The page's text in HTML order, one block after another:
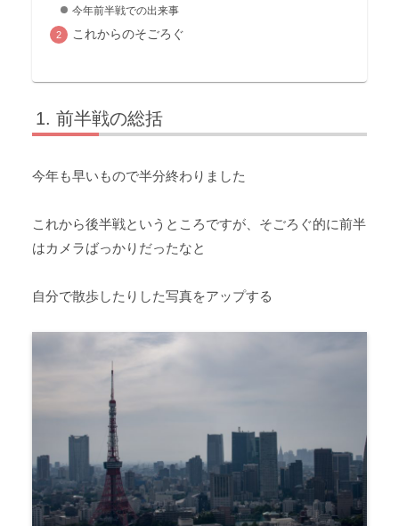
今年前半戦での出来事
これからのそごろぐ
前半戦の総括
今年も早いもので半分終わりました
これから後半戦というところですが、そごろぐ的に前半
はカメラばっかりだったなと
自分で散歩したりした写真をアップする